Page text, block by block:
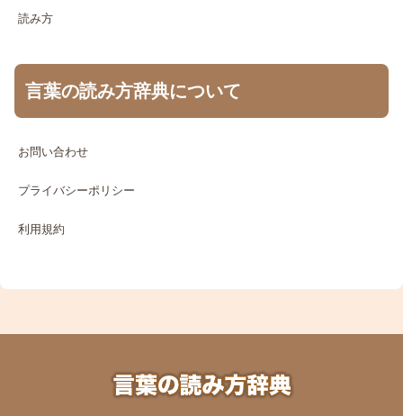
読み方
言葉の読み方辞典について
お問い合わせ
プライバシーポリシー
利用規約